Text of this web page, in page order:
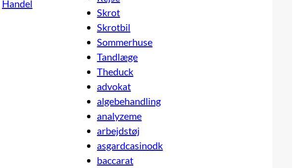
Handel
Skrot
Skrotbil
Sommerhuse
Tandlæge
Theduck
advokat
algebehandling
analyzeme
arbejdstøj
asgardcasinodk
baccarat